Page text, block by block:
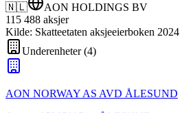
🇳🇱
AON HOLDINGS BV
115 488 aksjer
Kilde: Skatteetaten aksjeeierboken 2024
Underenheter(4)
AON NORWAY AS AVD ÅLESUND